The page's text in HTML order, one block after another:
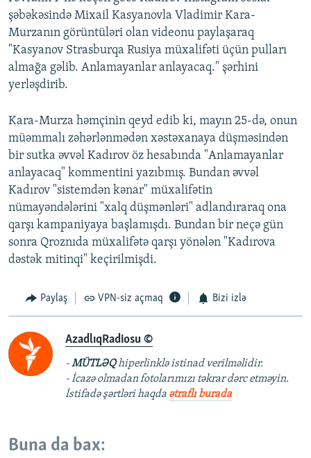
şəbəkəsində Mixail Kasyanovla Vladimir Kara-
Murzanın görüntüləri olan videonu paylaşaraq
"Kasyanov Strasburqa Rusiya müxalifəti üçün pulları
almağa gəlib. Anlamayanlar anlayacaq." şərhini
yerləşdirib.
Kara-Murza həmçinin qeyd edib ki, mayın 25-də, onun
müəmmalı zəhərlənmədən xəstəxanaya düşməsindən
bir sutka əvvəl Kadırov öz hesabında "Anlamayanlar
anlayacaq" kommentini yazıbmış. Bundan əvvəl
Kadırov "sistemdən kənar" müxalifətin
nümayəndələrini "xalq düşmənləri" adlandıraraq ona
qarşı kampaniyaya başlamışdı. Bundan bir neçə gün
sonra Qroznıda müxalifətə qarşı yönələn "Kadırova
dəstək mitinqi" keçirilmişdi.
Paylaş VPN-siz açmaq Bizi izlə
AzadlıqRadiosu ©
-MÜTLƏQhiperlinklə istinad verilməlidir.
- İcazə olmadan fotolarımızı təkrar dərc etməyin.
İstifadə şərtləri haqda ətraflı burada
Buna da bax: